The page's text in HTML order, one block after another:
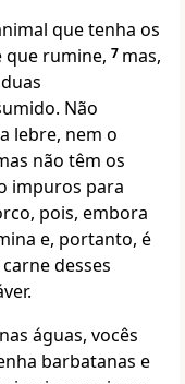
que tenha os
que rumine, 7 mas,
Não
lebre, nem o
não têm os
impuros para
pois, embora
e, portanto, é
desses
águas, vocês
barbatanas e